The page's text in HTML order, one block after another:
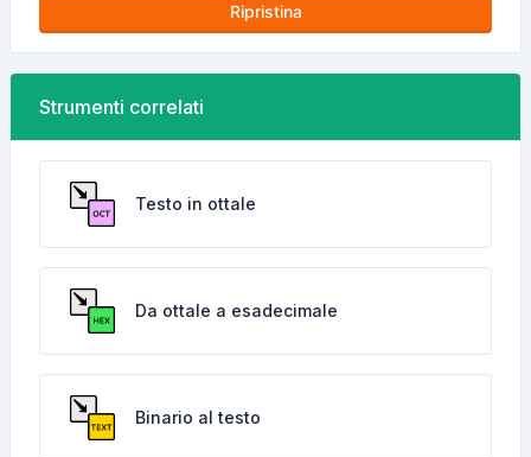
Ripristina
Strumenti correlati
Testo in ottale
Da ottale a esadecimale
Binario al testo